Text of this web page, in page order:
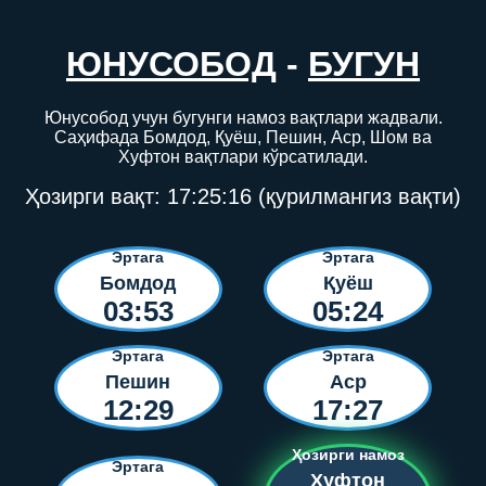
ЮНУСОБОД - БУГУН
Юнусобод учун бугунги намоз вақтлари жадвали.
Саҳифада Бомдод, Қуёш, Пешин, Аср, Шом ва
Хуфтон вақтлари кўрсатилади.
Ҳозирги вақт: 17:25:16 (қурилмангиз вақти)
Эртага
Бомдод
03:53
Эртага
Қуёш
05:24
Эртага
Пешин
12:29
Эртага
Аср
17:27
Эртага
Ҳозирги намоз
Хуфтон